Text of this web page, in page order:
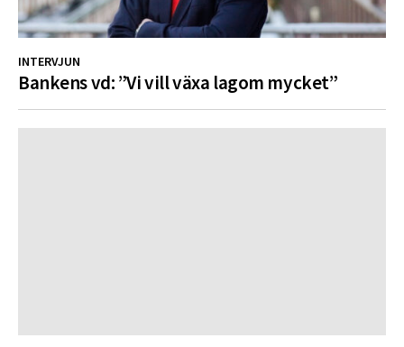
INTERVJUN
Bankens vd: ”Vi vill växa lagom mycket”